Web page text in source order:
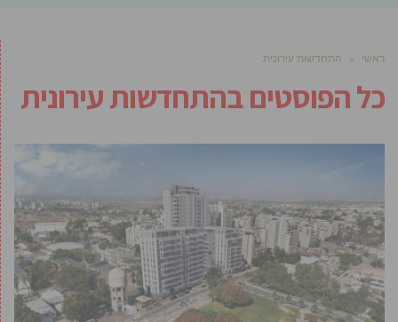
ראשי » התחדשות עירונית
כל הפוסטים בהתחדשות עירונית